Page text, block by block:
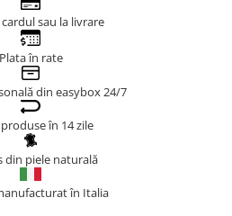
sau la livrare
Plata în rate
din easybox 24/7
în 14 zile
din piele naturală
în Italia